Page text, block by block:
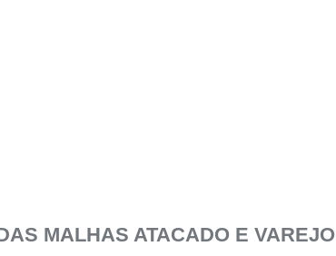
MALHAS ATACADO E VAREJO